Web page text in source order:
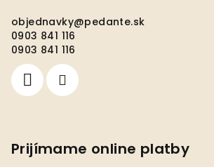
objednavky@pedante.sk
0903 841 116
0903 841 116
Prijímame online platby